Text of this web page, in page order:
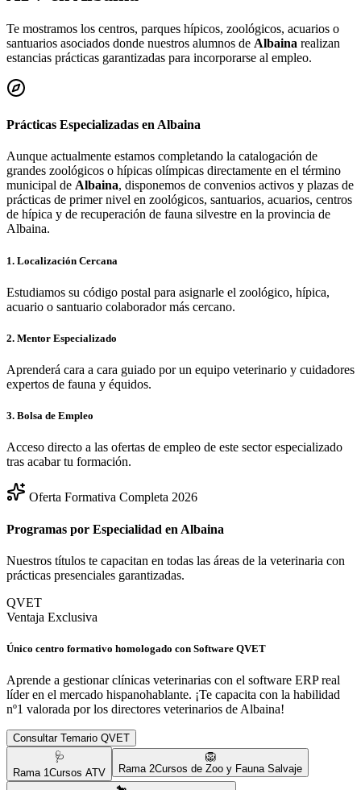
Te mostramos los centros, parques hípicos, zoológicos, acuarios o
santuarios asociados donde nuestros alumnos de Albaina realizan
estancias prácticas garantizadas para incorporarse al empleo.
Prácticas Especializadas en Albaina
Aunque actualmente estamos completando la catalogación de
grandes zoológicos o hípicas olímpicas directamente en el término
municipal de Albaina, disponemos de convenios activos y plazas de
prácticas de primer nivel en zoológicos, santuarios, acuarios, centros
de hípica y de recuperación de fauna silvestre en la provincia de
Albaina.
1. Localización Cercana
Estudiamos su código postal para asignarle el zoológico, hípica,
acuario o santuario colaborador más cercano.
2. Mentor Especializado
Aprenderá cara a cara guiado por un equipo veterinario y cuidadores
expertos de fauna y équidos.
3. Bolsa de Empleo
Acceso directo a las ofertas de empleo de este sector especializado
tras acabar tu formación.
Oferta Formativa Completa 2026
Programas por Especialidad en Albaina
Nuestros títulos te capacitan en todas las áreas de la veterinaria con
prácticas presenciales garantizadas.
QVET
Ventaja Exclusiva
Único centro formativo homologado con Software QVET
Aprende a gestionar clínicas veterinarias con el software ERP real
líder en el mercado hispanohablante. ¡Te capacita con la habilidad
nº1 valorada por los directores veterinarios de Albaina!
Consultar Temario QVET
🩺
Rama 1Cursos ATV
🦁
Rama 2Cursos de Zoo y Fauna Salvaje